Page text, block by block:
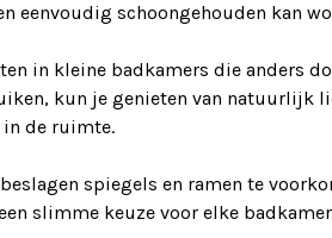
eenvoudig schoongehouden kan
in kleine badkamers die anders
kun je genieten van natuurlijk
in de ruimte.
spiegels en ramen te
slimme keuze voor elke